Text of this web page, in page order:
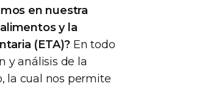
en nuestra
y la
(ETA)? En todo
y análisis de la
la cual nos permite